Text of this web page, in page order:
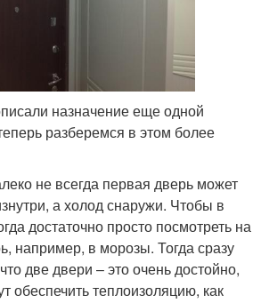
назначение еще одной
разберемся в этом более
не всегда первая дверь может
а холод снаружи. Чтобы в
достаточно просто посмотреть на
например, в морозы. Тогда сразу
две двери – это очень достойно,
обеспечить теплоизоляцию, как